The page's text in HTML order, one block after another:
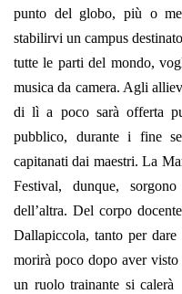
punto del globo, più o
stabilirvi un campus
tutte le parti del mondo,
musica da camera. Agli
di lì a poco sarà offerta
pubblico, durante i fine
capitanati dai maestri. La
Festival, dunque,
dell’altra. Del corpo
Dallapiccola, tanto per
morirà poco dopo aver visto
un ruolo trainante si